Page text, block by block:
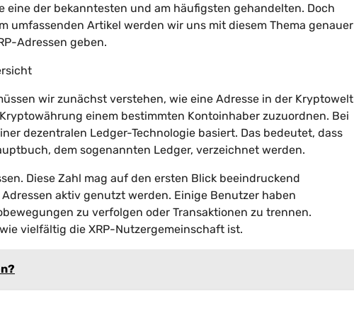
eine der bekanntesten und am häufigsten gehandelten. Doch
umfassenden Artikel werden wir uns mit diesem Thema genauer
Adressen geben.
wir zunächst verstehen, wie eine Adresse in der Kryptowelt
einem bestimmten Kontoinhaber zuzuordnen. Bei
dezentralen Ledger-Technologie basiert. Das bedeutet, dass
dem sogenannten Ledger, verzeichnet werden.
Diese Zahl mag auf den ersten Blick beeindruckend
aktiv genutzt werden. Einige Benutzer haben
zu verfolgen oder Transaktionen zu trennen.
vielfältig die XRP-Nutzergemeinschaft ist.